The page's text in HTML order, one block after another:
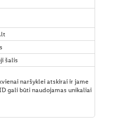
šalis
naršyklei atskirai ir jame
gali būti naudojamas unikaliai